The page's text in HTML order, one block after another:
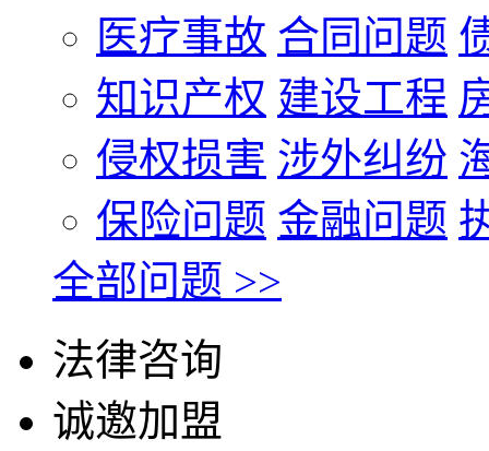
医疗事故 合同问题
知识产权 建设工程
侵权损害 涉外纠纷
保险问题 金融问题
全部问题 >>
法律咨询
诚邀加盟